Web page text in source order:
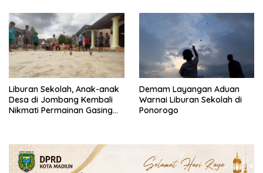
Liburan Sekolah, Anak-anak
Desa di Jombang Kembali
Nikmati Permainan Gasing
Demam Layangan Aduan
Warnai Liburan Sekolah di
Ponorogo